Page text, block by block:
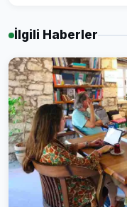
İlgili Haberler